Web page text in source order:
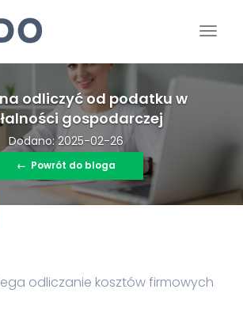
odliczyć od podatku w
gospodarczej
Dodano: 2025-02-26
← Powrót do bloga
odliczanie kosztów firmowych